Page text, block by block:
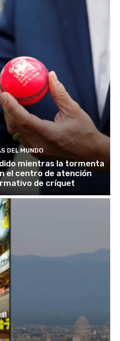
DEL MUNDO
mientras la tormenta
el centro de atención
de críquet